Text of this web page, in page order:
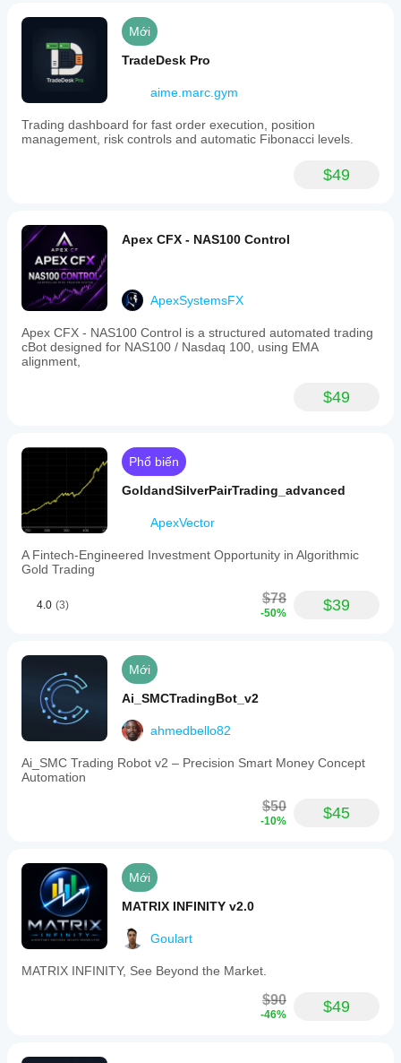
Mới
TradeDesk Pro
aime.marc.gym
Trading dashboard for fast order execution, position
management, risk controls and automatic Fibonacci levels.
$49
Apex CFX - NAS100 Control
ApexSystemsFX
Apex CFX - NAS100 Control is a structured automated trading
cBot designed for NAS100 / Nasdaq 100, using EMA
alignment,
$49
Phổ biến
GoldandSilverPairTrading_advanced
ApexVector
A Fintech-Engineered Investment Opportunity in Algorithmic
Gold Trading
4.0 (3) $78
-50% $39
Mới
Ai_SMCTradingBot_v2
ahmedbello82
Ai_SMC Trading Robot v2 – Precision Smart Money Concept
Automation
$50
-10% $45
Mới
MATRIX INFINITY v2.0
Goulart
MATRIX INFINITY, See Beyond the Market.
$90
-46% $49